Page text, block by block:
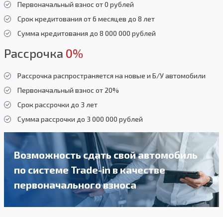
Первоначальный взнос от 0 рублей
Срок кредитования от 6 месяцев до 8 лет
Сумма кредитования до 8 000 000 рублей
Рассрочка 0%
Рассрочка распространяется на новые и Б/У автомобили
Первоначальный взнос от 20%
Срок рассрочки до 3 лет
Сумма рассрочки до 3 000 000 рублей
Возможность сдать свой автомобиль
по системе Trade-in в качестве
первоначального взноса